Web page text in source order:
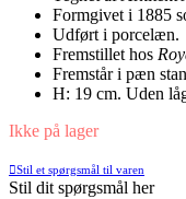
Formgivet i 1885
Udført i porcelæn.
Fremstillet hos
Fremstår i pæn
H: 19 cm. Uden
Ikke på lager
Stil et spørgsmål til varen
Stil dit spørgsmål her